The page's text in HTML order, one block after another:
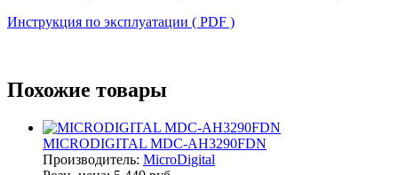
Инструкция по эксплуатации ( PDF )
Похожие товары
MICRODIGITAL MDC-AH3290FDN
Производитель: MicroDigital